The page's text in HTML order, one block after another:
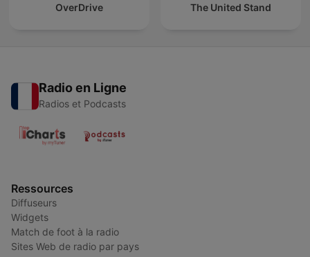
OverDrive The United Stand
Radio en Ligne
Radios et Podcasts
Ressources
Diffuseurs
Widgets
Match de foot à la radio
Sites Web de radio par pays